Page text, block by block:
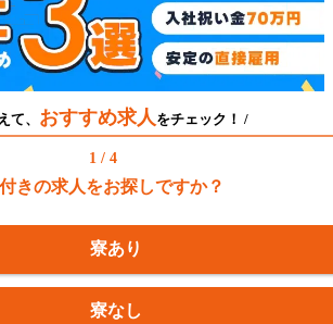
て、 おすすめ求人 をチェック！ /
1 / 4
きの求人をお探しですか？
寮あり
寮なし